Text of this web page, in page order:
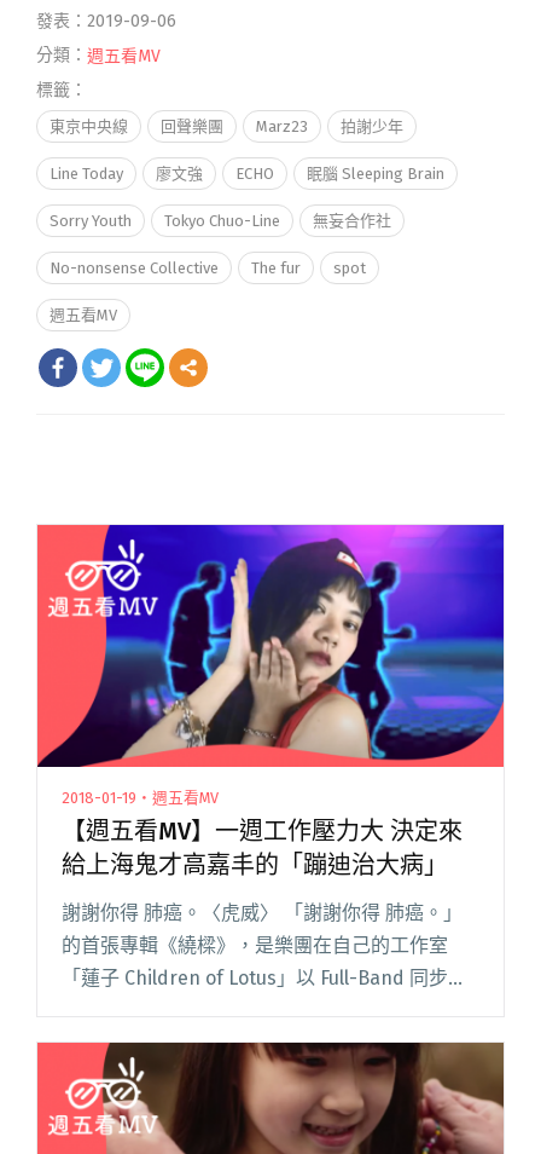
發表：2019-09-06
分類： 週五看MV
標籤：
東京中央線 回聲樂團 Marz23 拍謝少年
Line Today 廖文強 ECHO 眠腦 Sleeping Brain
Sorry Youth Tokyo Chuo-Line 無妄合作社
No-nonsense Collective The fur spot
週五看MV
2018-01-19・週五看MV
【週五看MV】一週工作壓力大 決定來
給上海鬼才高嘉丰的「蹦迪治大病」
謝謝你得 肺癌。〈虎威〉 「謝謝你得 肺癌。」
的首張專輯《繞樑》，是樂團在自己的工作室
「蓮子 Children of Lotus」以 Full-Band 同步錄
音規格進行現場錄音演出，MV 畫面也是來自於那
一場對外開放的表演，收錄了數首成團閱讀全文
"【週五看MV】一週工作壓力大 決定來給上海鬼
才高嘉丰的「蹦迪治大病」"